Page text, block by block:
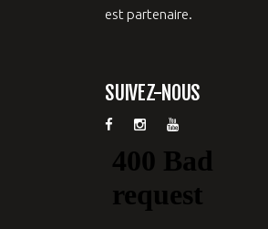
est partenaire.
SUIVEZ-NOUS